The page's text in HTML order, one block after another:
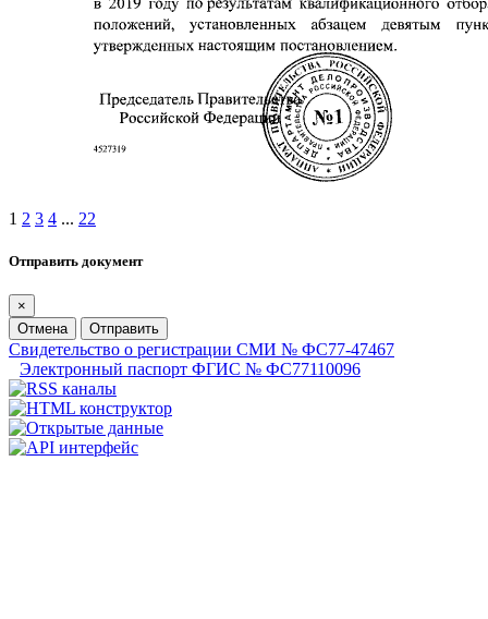
1 2 3 4 ... 22
Отправить документ
×
Отмена
Отправить
Свидетельство о регистрации СМИ № ФС77-47467
Электронный паспорт ФГИС № ФС77110096